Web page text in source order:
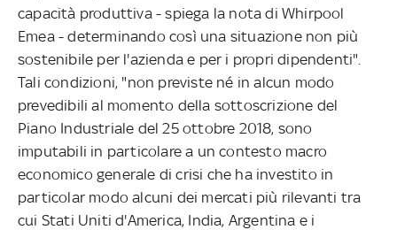
capacità produttiva - spiega la nota di Whirpool
Emea - determinando così una situazione non più
sostenibile per l'azienda e per i propri dipendenti".
Tali condizioni, "non previste né in alcun modo
prevedibili al momento della sottoscrizione del
Piano Industriale del 25 ottobre 2018, sono
imputabili in particolare a un contesto macro
economico generale di crisi che ha investito in
particolar modo alcuni dei mercati più rilevanti tra
cui Stati Uniti d'America, India, Argentina e i